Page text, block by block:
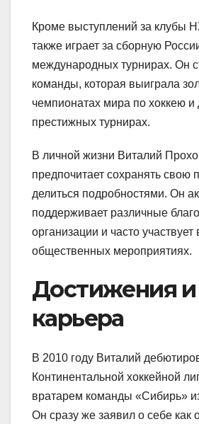
Кроме выступлений за клубы
также играет за сборную
международных турнирах. Он
команды, которая выиграла
чемпионатах мира по хоккею и
престижных турнирах.
В личной жизни Виталий
предпочитает сохранять свою
делиться подробностями. Он
поддерживает различные
организации и часто
общественных мероприятиях.
Достижения и
карьера
В 2010 году Виталий
Континентальной хоккейной
вратарем команды «Сибирь»
Он сразу же заявил о себе как